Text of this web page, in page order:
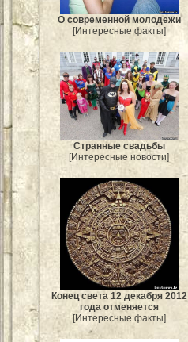
О современной молодежи
[Интересные факты]
Странные свадьбы
[Интересные новости]
Конец света 12 декабря 2012
года отменяется
[Интересные факты]